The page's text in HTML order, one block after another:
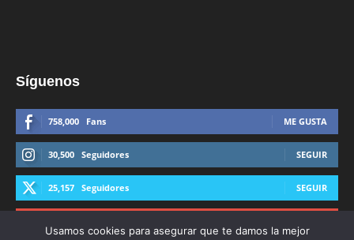
Síguenos
758,000 Fans ME GUSTA
30,500 Seguidores SEGUIR
25,157 Seguidores SEGUIR
Usamos cookies para asegurar que te damos la mejor